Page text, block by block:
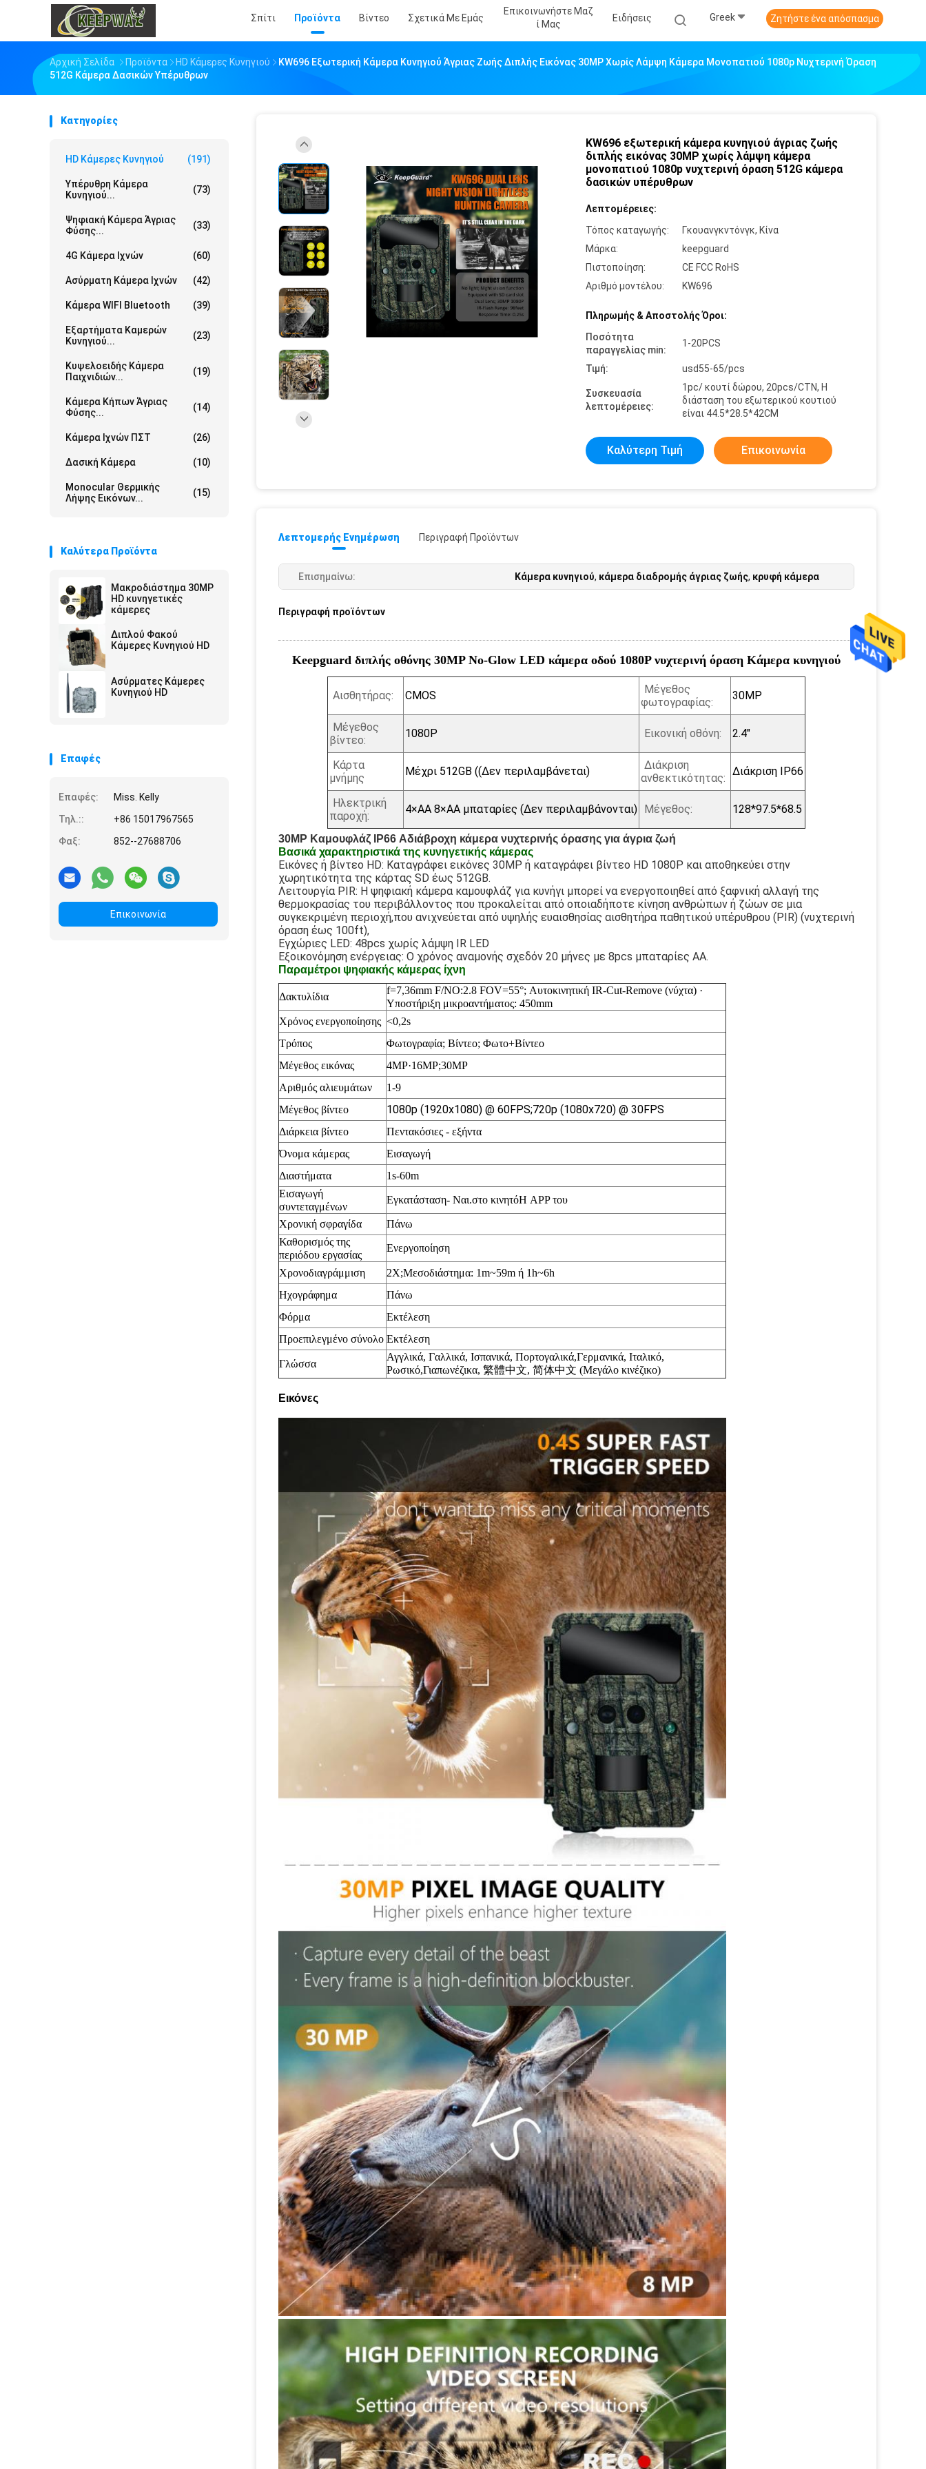
Σπίτι Προϊόντα Βίντεο Σχετικά Με Εμάς
Επικοινωνήστε Μαζ
Ί Μας
Ειδήσεις Greek Ζητήστε ένα απόσπασμα
Αρχική Σελίδα Προϊόντα HD Κάμερες Κυνηγιού
KW696 Εξωτερική Κάμερα Κυνηγιού Άγριας Ζωής Διπλής Εικόνας 30MP Χωρίς Λάμψη Κάμερα Μονοπατιού 1080p Νυχτερινή Όραση
512G Κάμερα Δασικών Υπέρυθρων
Κατηγορίες
HD Κάμερες Κυνηγιού (191)
Υπέρυθρη Κάμερα
Κυνηγιού...
(73)
Ψηφιακή Κάμερα Άγριας
Φύσης...
(33)
4G Κάμερα Ιχνών (60)
Ασύρματη Κάμερα Ιχνών (42)
Κάμερα WIFI Bluetooth (39)
Εξαρτήματα Καμερών
Κυνηγιού...
(23)
Κυψελοειδής Κάμερα
Παιχνιδιών...
(19)
Κάμερα Κήπων Άγριας
Φύσης...
(14)
Κάμερα Ιχνών ΠΣΤ (26)
Δασική Κάμερα (10)
Monocular Θερμικής
Λήψης Εικόνων...
(15)
Καλύτερα Προϊόντα
Μακροδιάστημα 30MP
HD κυνηγετικές
κάμερες
Διπλού Φακού
Κάμερες Κυνηγιού HD
Ασύρματες Κάμερες
Κυνηγιού HD
Επαφές
Επαφές:
Miss. Kelly
Τηλ.::
+86 15017967565
Φαξ:
852--27688706
Επικοινωνία
KW696 εξωτερική κάμερα κυνηγιού άγριας ζωής
διπλής εικόνας 30MP χωρίς λάμψη κάμερα
μονοπατιού 1080p νυχτερινή όραση 512G κάμερα
δασικών υπέρυθρων
Λεπτομέρειες:
Τόπος καταγωγής:
Γκουανγκντόνγκ, Κίνα
Μάρκα:
keepguard
Πιστοποίηση:
CE FCC RoHS
Αριθμό μοντέλου:
KW696
Πληρωμής & Αποστολής Όροι:
Ποσότητα
παραγγελίας min:
1-20PCS
Τιμή: usd55-65/pcs
Συσκευασία
λεπτομέρειες:
1pc/ κουτί δώρου, 20pcs/CTN, Η
διάσταση του εξωτερικού κουτιού
είναι 44.5*28.5*42CM
Καλύτερη Τιμή Επικοινωνία
Λεπτομερής Ενημέρωση Περιγραφή Προϊόντων
Επισημαίνω: Κάμερα κυνηγιού, κάμερα διαδρομής άγριας ζωής, κρυφή κάμερα
Περιγραφή προϊόντων
Keepguard διπλής οθόνης 30MP No-Glow LED κάμερα οδού 1080P νυχτερινή όραση Κάμερα κυνηγιού
Αισθητήρας: CMOS
Μέγεθος
φωτογραφίας:
30MP
Μέγεθος
βίντεο:
1080P Εικονική οθόνη: 2.4"
Κάρτα
μνήμης
Μέχρι 512GB ((Δεν περιλαμβάνεται)
Διάκριση
ανθεκτικότητας:
Διάκριση IP66
Ηλεκτρική
παροχή:
4×AA 8×AA μπαταρίες (Δεν περιλαμβάνονται) Μέγεθος: 128*97.5*68.5
30MP Καμουφλάζ IP66 Αδιάβροχη κάμερα νυχτερινής όρασης για άγρια ζωή
Βασικά χαρακτηριστικά της κυνηγετικής κάμερας
Εικόνες ή βίντεο HD: Καταγράφει εικόνες 30MP ή καταγράφει βίντεο HD 1080P και αποθηκεύει στην
χωρητικότητα της κάρτας SD έως 512GB.
Λειτουργία PIR: Η ψηφιακή κάμερα καμουφλάζ για κυνήγι μπορεί να ενεργοποιηθεί από ξαφνική αλλαγή της
θερμοκρασίας του περιβάλλοντος που προκαλείται από οποιαδήποτε κίνηση ανθρώπων ή ζώων σε μια
συγκεκριμένη περιοχή,που ανιχνεύεται από υψηλής ευαισθησίας αισθητήρα παθητικού υπέρυθρου (PIR) (νυχτερινή
όραση έως 100ft),
Εγχώριες LED: 48pcs χωρίς λάμψη IR LED
Εξοικονόμηση ενέργειας: Ο χρόνος αναμονής σχεδόν 20 μήνες με 8pcs μπαταρίες AA.
Παραμέτροι ψηφιακής κάμερας ίχνη
Δακτυλίδια
f=7,36mm F/NO:2.8 FOV=55°; Αυτοκινητική IR-Cut-Remove (νύχτα) ·
Υποστήριξη μικροαντήματος: 450mm
Χρόνος ενεργοποίησης <0,2s
Τρόπος
Φωτογραφία; Βίντεο; Φωτο+Βίντεο
Μέγεθος εικόνας
4MP·16MP;30MP
Αριθμός αλιευμάτων
1-9
Μέγεθος βίντεο
1080p (1920x1080) @ 60FPS;720p (1080x720) @ 30FPS
Διάρκεια βίντεο
Πεντακόσιες - εξήντα
Όνομα κάμερας
Εισαγωγή
Διαστήματα
1s-60m
Εισαγωγή
συντεταγμένων
Εγκατάσταση- Ναι.στο κινητόΗ APP του
Χρονική σφραγίδα
Πάνω
Καθορισμός της
περιόδου εργασίας
Ενεργοποίηση
Χρονοδιαγράμμιση
2X;Μεσοδιάστημα: 1m~59m ή 1h~6h
Ηχογράφημα
Πάνω
Φόρμα
Εκτέλεση
Προεπιλεγμένο σύνολο Εκτέλεση
Γλώσσα
Αγγλικά, Γαλλικά, Ισπανικά, Πορτογαλικά,Γερμανικά, Ιταλικό,
Ρωσικό,Γιαπωνέζικα, 繁體中文, 简体中文 (Μεγάλο κινέζικο)
Εικόνες